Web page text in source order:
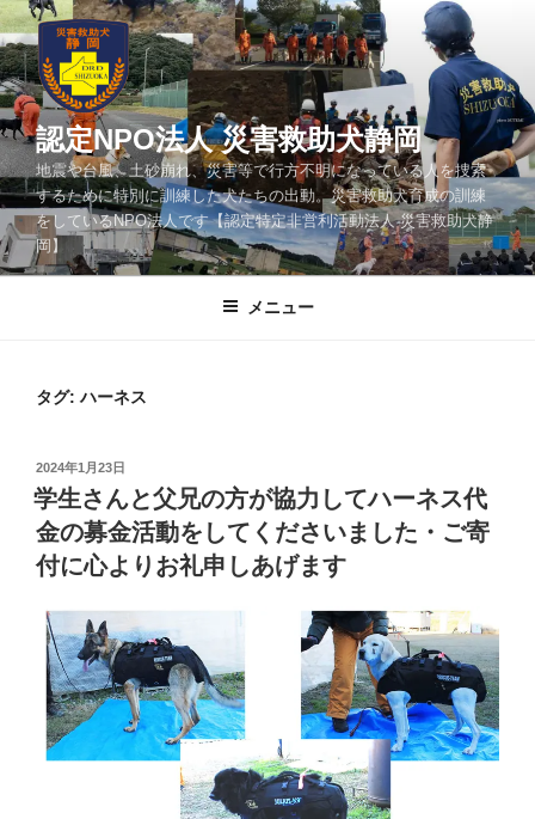
コ
ン
テ
ン
ツ
へ
ス
キ
ッ
プ
認定NPO法人 災害救助犬静岡
地震や台風、土砂崩れ、災害等で行方不明になっている人を捜索
するために特別に訓練した犬たちの出動。災害救助犬育成の訓練
をしているNPO法人です【認定特定非営利活動法人 災害救助犬静
岡】
メニュー
タグ:ハーネス
投
稿
日:
2024年1月23日
学生さんと父兄の方が協力してハーネス代
金の募金活動をしてくださいました・ご寄
付に心よりお礼申しあげます